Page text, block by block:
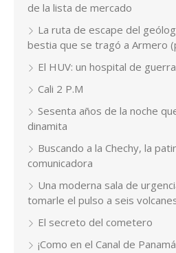
de la lista de mercado
La ruta de escape del
bestia que se tragó a Armero
El HUV: un hospital de guerra
Cali 2 P.M
Sesenta años de la noche
dinamita
Buscando a la Chechy, la
comunicadora
Una moderna sala de
tomarle el pulso a seis
El secreto del cometero
¡Como en el Canal de